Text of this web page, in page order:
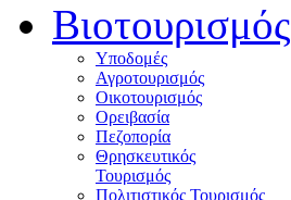
Βιοτουρισμός
Υποδομές
Αγροτουρισμός
Οικοτουρισμός
Ορειβασία
Πεζοπορία
Θρησκευτικός
Τουρισμός
Πολιτιστικός Τουρισμός